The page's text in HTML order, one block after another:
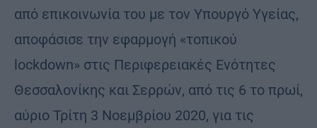
από επικοινωνία του με τον Υπουργό Υγείας,
αποφάσισε την εφαρμογή «τοπικού
lockdown» στις Περιφερειακές Ενότητες
Θεσσαλονίκης και Σερρών, από τις 6 το πρωί,
αύριο Τρίτη 3 Νοεμβρίου 2020, για τις